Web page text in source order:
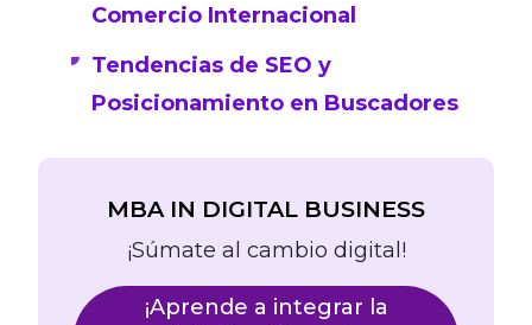
Comercio Internacional
Tendencias de SEO y
Posicionamiento en Buscadores
MBA IN DIGITAL BUSINESS
¡Súmate al cambio digital!
¡Aprende a integrar la